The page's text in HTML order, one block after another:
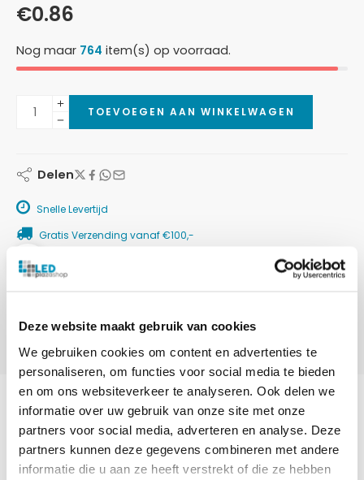
Deze website maakt gebruik van cookies
We gebruiken cookies om content en advertenties te
personaliseren, om functies voor social media te bieden
en om ons websiteverkeer te analyseren. Ook delen we
informatie over uw gebruik van onze site met onze
partners voor social media, adverteren en analyse. Deze
partners kunnen deze gegevens combineren met andere
informatie die u aan ze heeft verstrekt of die ze hebben
€0.86
Nog maar 764 item(s) op voorraad.
TOEVOEGEN AAN WINKELWAGEN
Delen
Snelle Levertijd
Gratis Verzending vanaf €100,-
Betaalmethoden:
AANVULLENDE INFORMATIE